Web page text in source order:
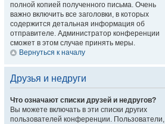
полной копией полученного письма. Очень
важно включить все заголовки, в которых
содержится детальная информация об
отправителе. Администратор конференции
сможет в этом случае принять меры.
Вернуться к началу
Друзья и недруги
Что означают списки друзей и недругов?
Вы можете включать в эти списки других
пользователей конференции. Пользователи,